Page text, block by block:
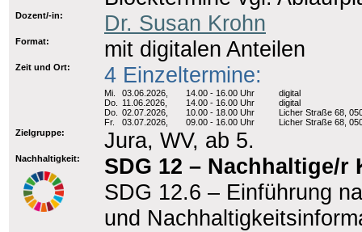
Dozent/-in: Dr. Susan Krohn
Format: mit digitalen Anteilen
Zeit und Ort: 4 Einzeltermine:
Mi. 03.06.2026, 14.00 - 16.00 Uhr
digital
Do.
11.06.2026, 14.00 - 16.00 Uhr
digital
Do.
02.07.2026, 10.00 - 18.00 Uhr
Licher Straße 68,
Fr.
03.07.2026, 09.00 - 16.00 Uhr
Licher Straße 68,
Zielgruppe:
Jura, WV, ab 5.
Nachhaltigkeit:
SDG 12 – Nachhaltige/
SDG 12.6 – Einführung
und